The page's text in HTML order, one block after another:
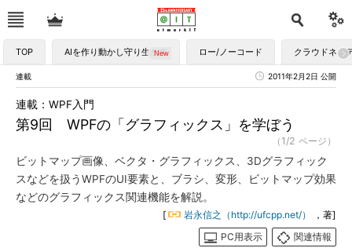
TOP AIを作り動かし守り生かす ロー/ノーコード クラウドネイ
連載 2011年2月2日 公開
第9回 WPFの「グラフィックス」を学ぼう
連載：WPF入門
（1/2 ページ）
ビットマップ画像、ベクタ・グラフィックス、3Dグラフィック
スなどを扱うWPFのUI要素と、ブラシ、変形、ビットマップ効果
などのグラフィックス関連機能を解説。
[ 岩永信之（http://ufcpp.net/）
，著]
PC用表示
関連情報